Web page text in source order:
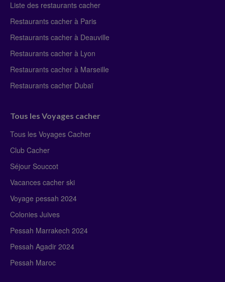
Liste des restaurants cacher
Restaurants cacher à Paris
Restaurants cacher à Deauville
Restaurants cacher à Lyon
Restaurants cacher à Marseille
Restaurants cacher Dubaï
Tous les Voyages cacher
Tous les Voyages Cacher
Club Cacher
Séjour Souccot
Vacances cacher ski
Voyage pessah 2024
Colonies Juives
Pessah Marrakech 2024
Pessah Agadir 2024
Pessah Maroc